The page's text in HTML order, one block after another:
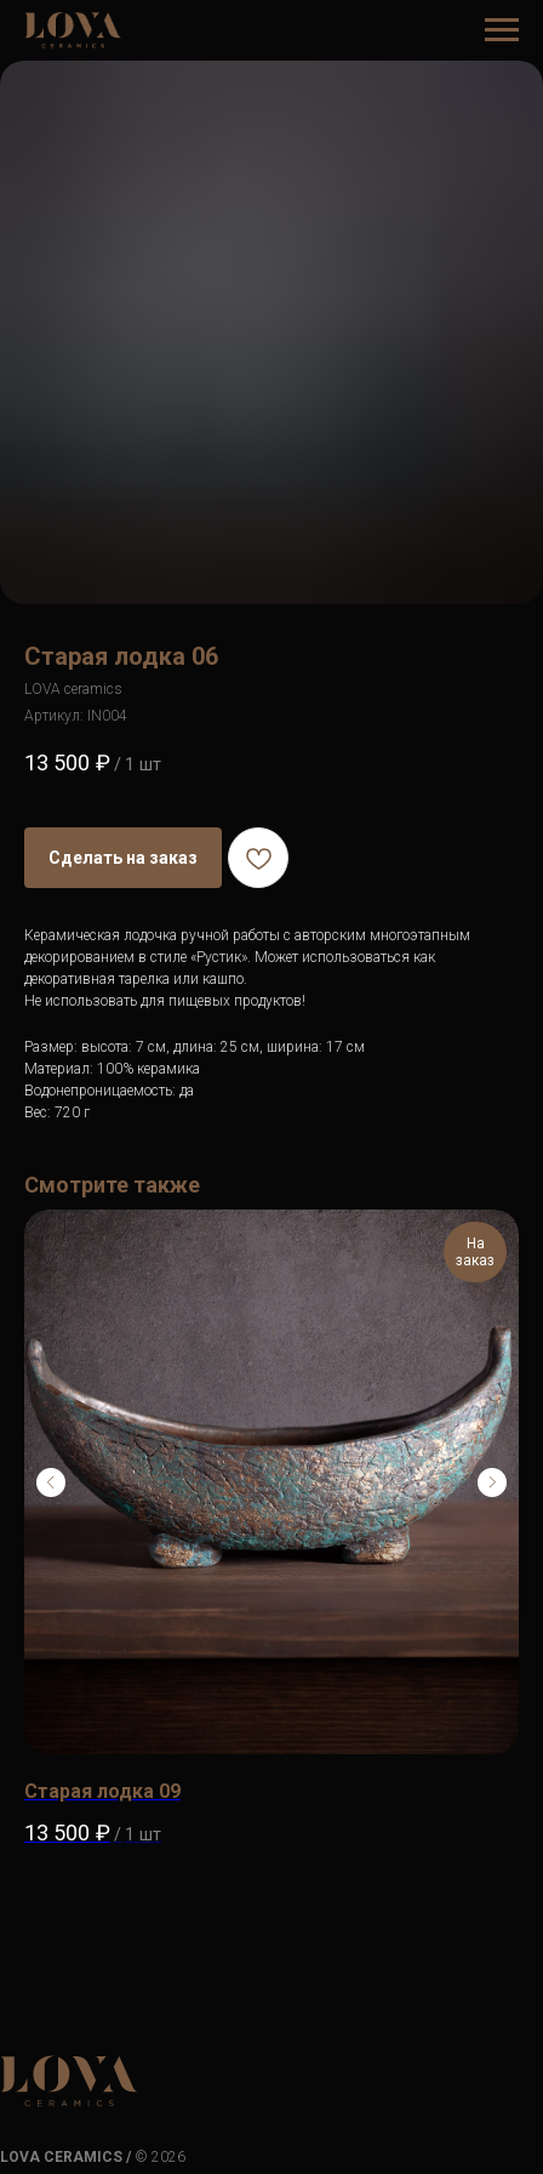
Старая лодка 06
LOVA ceramics
Артикул:
IN004
13 500 ₽/ 1 шт
Сделать на заказ
Керамическая лодочка ручной работы с авторским многоэтапным
декорированием в стиле «Рустик». Может использоваться как
декоративная тарелка или кашпо.
Не использовать для пищевых продуктов!
Размер: высота: 7 см, длина: 25 см, ширина: 17 см
Материал: 100% керамика
Водонепроницаемость: да
Вес: 720 г
Смотрите также
На
заказ
Старая лодка 09
13 500 ₽/ 1 шт
LOVA CERAMICS / © 2026